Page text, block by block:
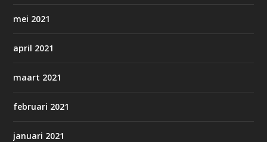
mei 2021
april 2021
maart 2021
februari 2021
januari 2021